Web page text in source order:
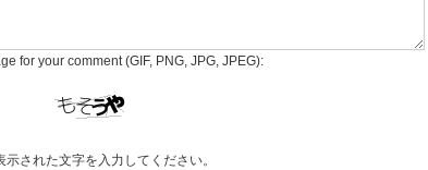
for your comment (GIF, PNG, JPG, JPEG):
示された文字を入力してください。